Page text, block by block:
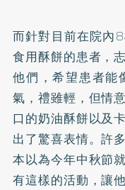
而針對目前在院內
食用酥餅的患者，
他們，希望患者能
氣，禮雖輕，但情
口的奶油酥餅以及
出了驚喜表情。許
本以為今年中秋節
有這樣的活動，讓